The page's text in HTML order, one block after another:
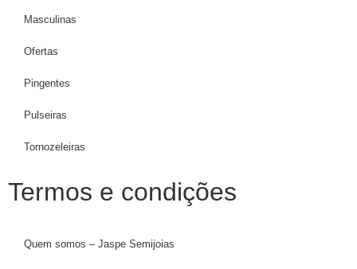
Masculinas
Ofertas
Pingentes
Pulseiras
Tornozeleiras
Termos e condições
Quem somos – Jaspe Semijoias